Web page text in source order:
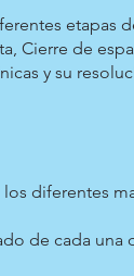
etapas
Cierre de
y su
diferentes
de cada una